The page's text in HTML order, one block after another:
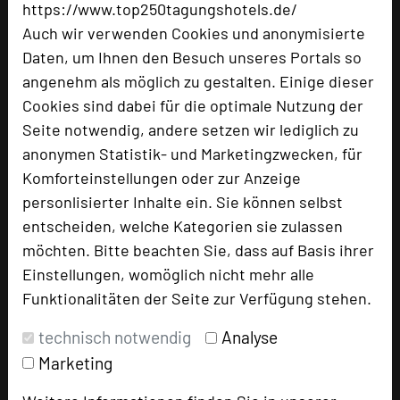
https://www.top250tagungshotels.de/
Auch wir verwenden Cookies und anonymisierte
Daten, um Ihnen den Besuch unseres Portals so
angenehm als möglich zu gestalten. Einige dieser
Cookies sind dabei für die optimale Nutzung der
Seite notwendig, andere setzen wir lediglich zu
anonymen Statistik- und Marketingzwecken, für
Komforteinstellungen oder zur Anzeige
personlisierter Inhalte ein. Sie können selbst
entscheiden, welche Kategorien sie zulassen
möchten. Bitte beachten Sie, dass auf Basis ihrer
Einstellungen, womöglich nicht mehr alle
Funktionalitäten der Seite zur Verfügung stehen.
technisch notwendig
Analyse
Marketing
Zur Vermeidung von Spam generieren wir eine Zahl, die von
Ihnen bestätigt werden muss. Vielen Dank.
Bitte Captcha Code eingeben*
Ich habe dieDatenschutzerklärungzur Kenntnis
genommen. Ich stimme zu, dass meine Angaben und
Daten zur Beantwortung meiner Anfrage